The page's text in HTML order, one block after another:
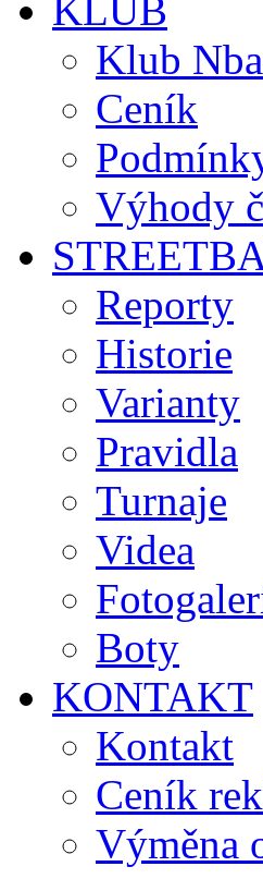
KLUB
Klub
Ceník
Výhody
Reporty
Historie
Varianty
Pravidla
Turnaje
Videa
Boty
KONTAKT
Kontakt
Ceník
Výměna